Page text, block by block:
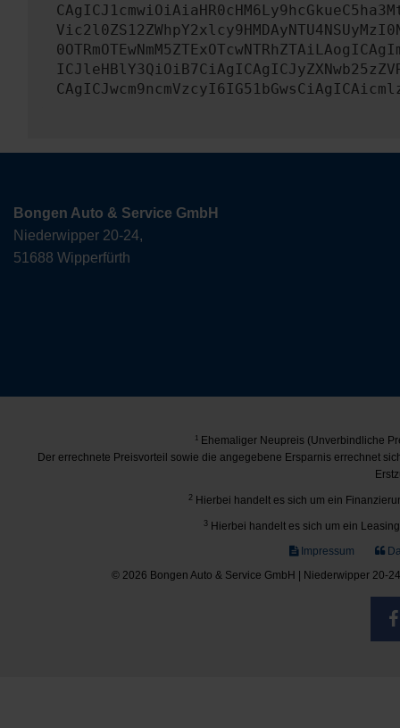
Bongen Auto & Service GmbH
Niederwipper 20-24,
51688 Wipperfürth
1Ehemaliger Neupreis (Unverbindliche
Der errechnete Preisvorteil sowie die angegebene Ersparnis errechnet
2 Hierbei handelt es sich um ein
3 Hierbei handelt es sich um ein
Impressum
© 2026 Bongen Auto & Service GmbH | Niederwipper 20-